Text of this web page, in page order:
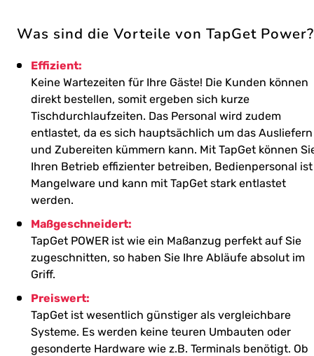
Was sind die Vorteile von TapGet Power?
Effizient:
Keine Wartezeiten für Ihre Gäste! Die Kunden können
direkt bestellen, somit ergeben sich kurze
Tischdurchlaufzeiten. Das Personal wird zudem
entlastet, da es sich hauptsächlich um das Ausliefern
und Zubereiten kümmern kann. Mit TapGet können
Ihren Betrieb effizienter betreiben, Bedienpersonal ist
Mangelware und kann mit TapGet stark entlastet
werden.
Maßgeschneidert:
TapGet POWER ist wie ein Maßanzug perfekt auf Sie
zugeschnitten, so haben Sie Ihre Abläufe absolut im
Griff.
Preiswert:
TapGet ist wesentlich günstiger als vergleichbare
Systeme. Es werden keine teuren Umbauten oder
gesonderte Hardware wie z.B. Terminals benötigt. Ob